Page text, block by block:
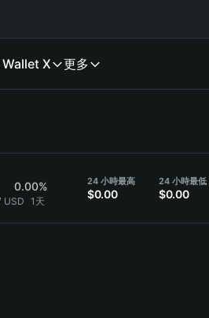
X 更多
0.00%
USD 1天
24 小時最高
$0.00
24 小時最低
$0.00